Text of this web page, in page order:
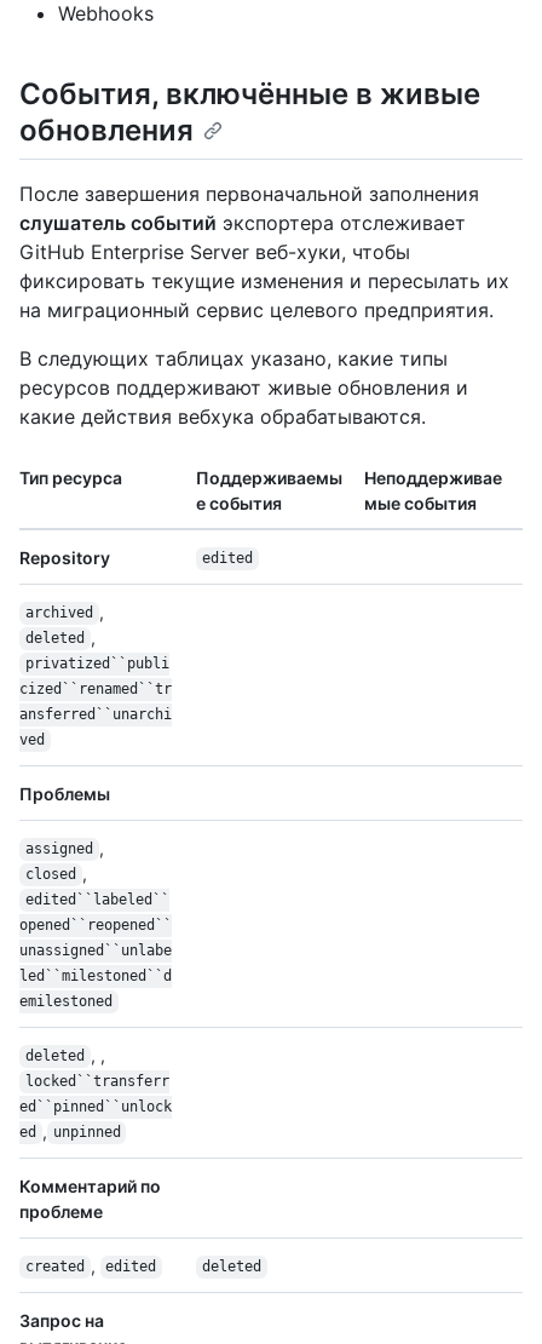
Webhooks
События, включённые в живые
обновления
После завершения первоначальной заполнения
слушатель событий экспортера отслеживает
GitHub Enterprise Server веб-хуки, чтобы
фиксировать текущие изменения и пересылать их
на миграционный сервис целевого предприятия.
В следующих таблицах указано, какие типы
ресурсов поддерживают живые обновления и
какие действия вебхука обрабатываются.
Тип ресурса
Поддерживаемы
е события
Неподдерживае
мые события
Repository edited
archived ,
deleted ,
privatized``publi
cized``renamed``tr
ansferred``unarchi
ved
Проблемы
assigned ,
closed ,
edited``labeled``
opened``reopened``
unassigned``unlabe
led``milestoned``d
emilestoned
deleted , ,
locked``transferr
ed``pinned``unlock
ed , unpinned
Комментарий по
проблеме
created , edited deleted
Запрос на